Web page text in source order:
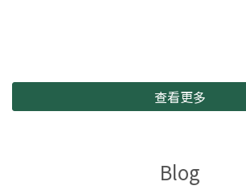
查看更多
Blog